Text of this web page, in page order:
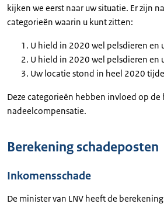
kijken we eerst naar uw situatie. Er zijn
categorieën waarin u kunt zitten:
U hield in 2020 wel pelsdieren en
U hield in 2020 wel pelsdieren en
Uw locatie stond in heel 2020
Deze categorieën hebben invloed op de
nadeelcompensatie.
Berekening schadeposten
Inkomensschade
De minister van LNV heeft de